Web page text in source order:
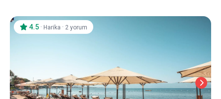
4.5 · Harika · 2 yorum